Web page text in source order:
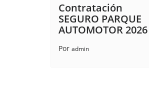
Contratación
SEGURO PARQUE
AUTOMOTOR 2026
Por admin